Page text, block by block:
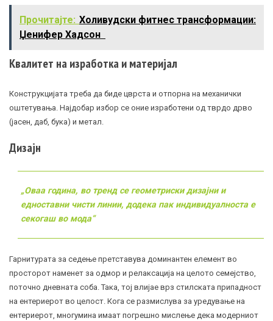
Прочитајте: Холивудски фитнес трансформации:
Џенифер Хадсон
Квалитет на изработка и материјал
Конструкцијата треба да биде цврста и отпорна на механички
оштетувања. Најдобар избор се оние изработени од тврдо дрво
(јасен, даб, бука) и метал.
Дизајн
„Оваа година, во тренд се геометриски дизајни и
едноставни чисти линии, додека пак индивидуалноста е
секогаш во мода“
Гарнитурата за седење претставува доминантен елемент во
просторот наменет за одмор и релаксација на целото семејство,
поточно дневната соба. Така, тој влијае врз стилската припадност
на ентериерот во целост. Кога се размислува за уредување на
ентериерот, многумина имаат погрешно мислење дека модерниот